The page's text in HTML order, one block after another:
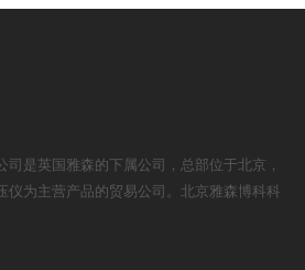
是英国雅森的下属公司，总部位于北京，
仪为主营产品的贸易公司。北京雅森博科科